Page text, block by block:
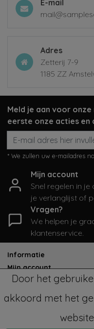
E-mail
Adres
Zetterij 7-9
1185 ZZ
Meld je aan voor
eerste onze acties en
* We zullen uw e-mailadres
Mijn account
Snel regelen in
je verlanglijst of
Vragen?
We helpen je
klantenservice.
Informatie
Mijn account
Categorieën
Contactgegevens
© Copyright 2026 -
Door het
akkoord met het